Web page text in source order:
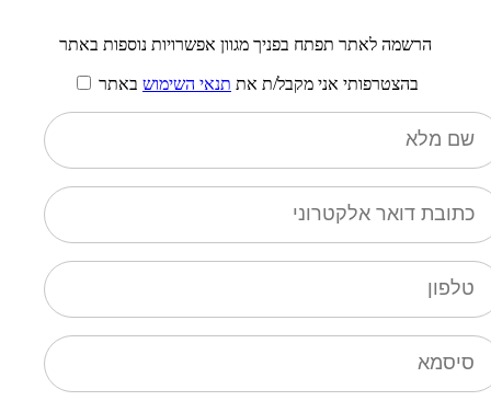
הרשמה לאתר תפתח בפניך מגוון אפשרויות נוספות באתר
בהצטרפותי אני מקבל/ת את תנאי השימוש באתר